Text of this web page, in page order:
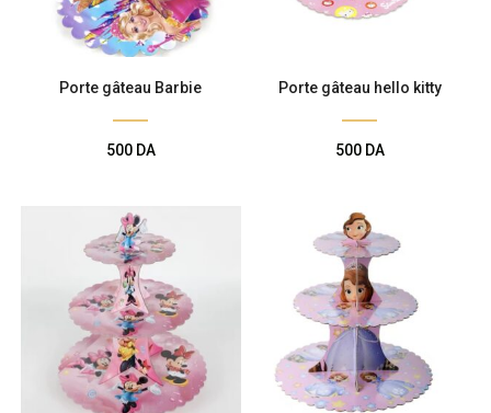
Décoration à
thème
Décoration de
Décoration de
table
Accessoires
Porte gâteau Barbie
500 DA
Porte gâteau hello kitty
500 DA